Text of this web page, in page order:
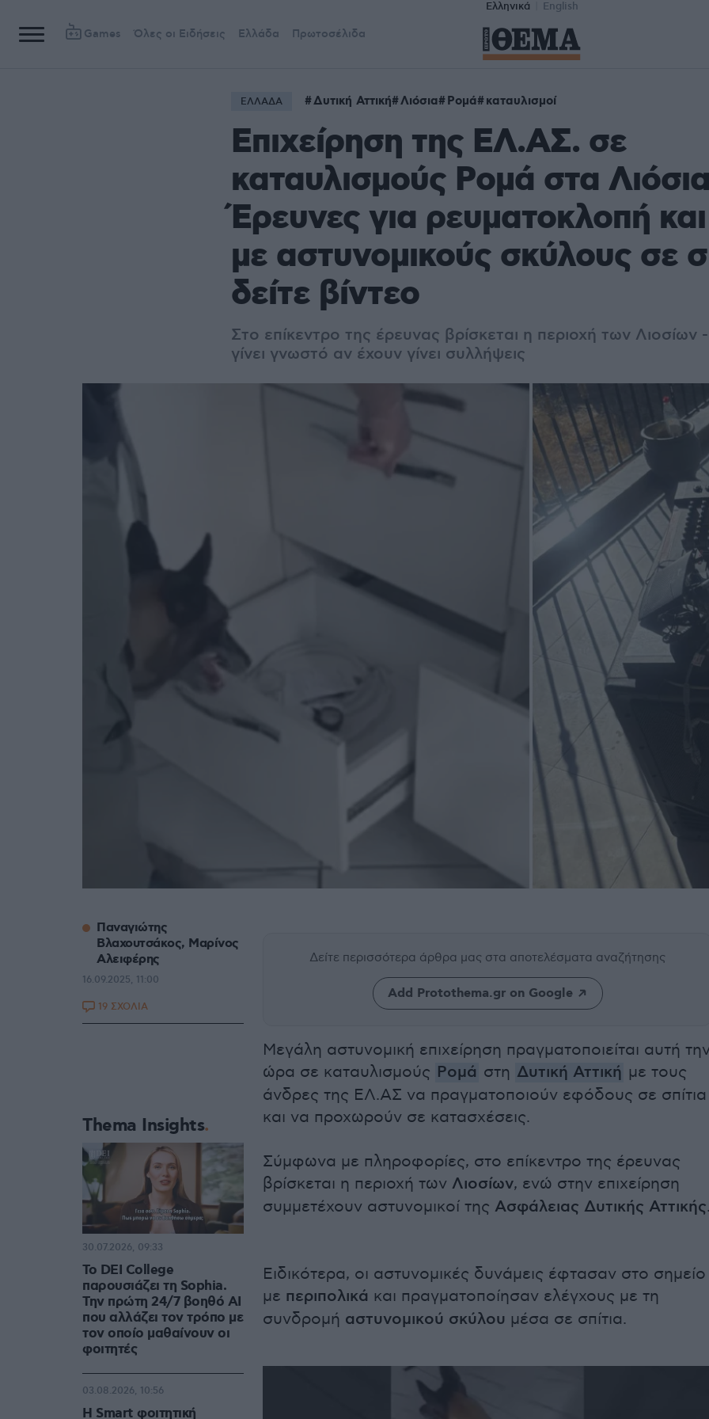
Ελληνικά English
Games Όλες οι Ειδήσεις Ελλάδα Πρωτοσέλιδα
ΕΛΛΑΔΑ Δυτική Αττική Λιόσια Ρομά καταυλισμοί
Επιχείρηση της ΕΛ.ΑΣ. σε
καταυλισμούς Ρομά στα
Έρευνες για ρευματοκλοπή
με αστυνομικούς σκύλους σε
δείτε βίντεο
Στο επίκεντρο της έρευνας βρίσκεται η περιοχή των Λιοσίων
γίνει γνωστό αν έχουν γίνει συλλήψεις
Δείτε περισσότερα άρθρα μας στα αποτελέσματα αναζήτησης
Add Protothema.gr on Google
Μεγάλη αστυνομική επιχείρηση πραγματοποιείται αυτή
ώρα σε καταυλισμούς Ρομά στη Δυτική Αττική με τους
άνδρες της ΕΛ.ΑΣ να πραγματοποιούν εφόδους σε σπίτια
και να προχωρούν σε κατασχέσεις.
Σύμφωνα με πληροφορίες, στο επίκεντρο της έρευνας
βρίσκεται η περιοχή των Λιοσίων, ενώ στην επιχείρηση
συμμετέχουν αστυνομικοί της Ασφάλειας Δυτικής Αττικής
Ειδικότερα, οι αστυνομικές δυνάμεις έφτασαν στο σημείο
με περιπολικά και πραγματοποίησαν ελέγχους με τη
συνδρομή αστυνομικού σκύλου μέσα σε σπίτια.
Παναγιώτης
Βλαχουτσάκος, Μαρίνος
Αλειφέρης
16.09.2025, 11:00
19 ΣΧΟΛΙΑ
Thema Insights
Το DEI College
παρουσιάζει τη Sophia.
Την πρώτη 24/7 βοηθό AI
που αλλάζει τον τρόπο με
τον οποίο μαθαίνουν οι
φοιτητές
30.07.2026, 09:33
Η Smart φοιτητική
03.08.2026, 10:56